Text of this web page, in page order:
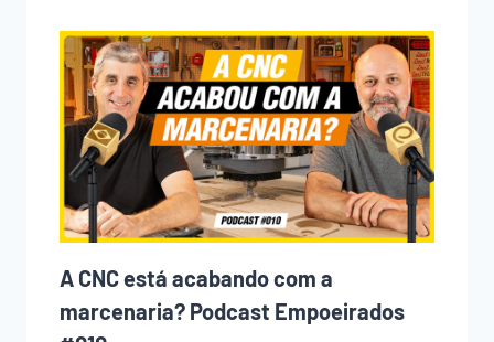
TODO
INICIANTE
NA
MARCENARIA
COMETE
(E
COMO
EVITAR
CADA
UM
DELES)
A CNC está acabando com a
marcenaria? Podcast Empoeirados